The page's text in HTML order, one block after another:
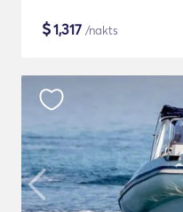
$1,317 /nakts